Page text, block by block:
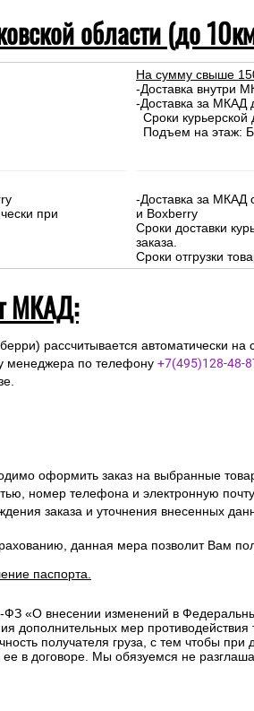
области (до
при
На сумму свыше
-Доставка внутри
-Доставка за МКАД
Сроки курьерской
Подъем на этаж:
-Доставка за МКАД
и Boxberry
Сроки доставки
заказа.
Сроки отгрузки
МКАД:
рассчитывается автоматически на
менеджера по телефону +7(495)128-48-
оформить заказ на выбранные
номер телефона и электронную почту
заказа и уточнения внесенных
данная мера позволит Вам
паспорта.
«О внесении изменений в
дополнительных мер
получателя груза, с тем чтобы при
в договоре. Мы обязуемся не